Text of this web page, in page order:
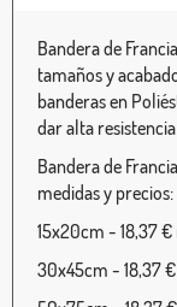
Bandera de
tamaños y
banderas en
dar alta
Bandera de
medidas y precios:
15x20cm - 18,37
30x45cm - 18,37